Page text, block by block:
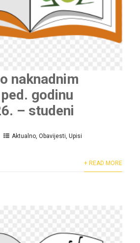
naknadnim
godinu
– studeni
Aktualno, Obavijesti, Upisi
+ READ MORE